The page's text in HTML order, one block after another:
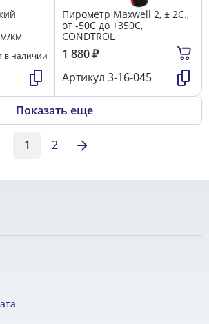
км
в наличии
Пирометр Maxwell 2, ± 2C.,
от -50C до +350C,
CONDTROL
1 880₽
Артикул 3-16-045
Показать еще
1 2